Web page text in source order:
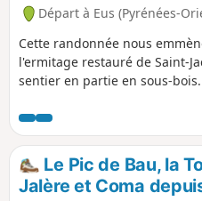
Départ à Eus (Pyrénées-
Cette randonnée nous
l'ermitage restauré de Saint-
sentier en partie en sous-
pastorale. Tout le long du
nous accompagne.
Le Pic de Bau, la
Jalère et Coma